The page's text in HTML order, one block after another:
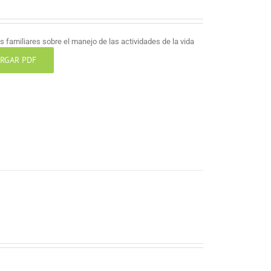
familiares sobre el manejo de las actividades de la vida
PDF